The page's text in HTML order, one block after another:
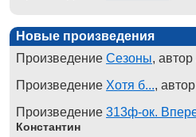
Новые произведения
Произведение Сезоны, автор
Произведение Хотя б..., автор
Произведение 313ф-ок.
Константин